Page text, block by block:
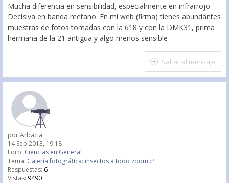
Mucha diferencia en sensibilidad, especialmente en infrarrojo.
Decisiva en banda metano. En mi web (firma) tienes abundantes
muestras de fotos tomadas con la 618 y con la DMK31, prima
hermana de la 21 antigua y algo menos sensible
Saltar al mensaje
porArbacia
14 Sep 2013, 19:18
Foro: Ciencias en General
Tema: Galería fotográfica: insectos a todo zoom :P
Respuestas: 6
Vistas: 9490